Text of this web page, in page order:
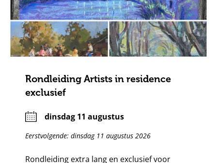
Rondleiding Artists in residence
exclusief
dinsdag 11 augustus
Eerstvolgende: dinsdag 11 augustus 2026
Rondleiding extra lang en exclusief voor